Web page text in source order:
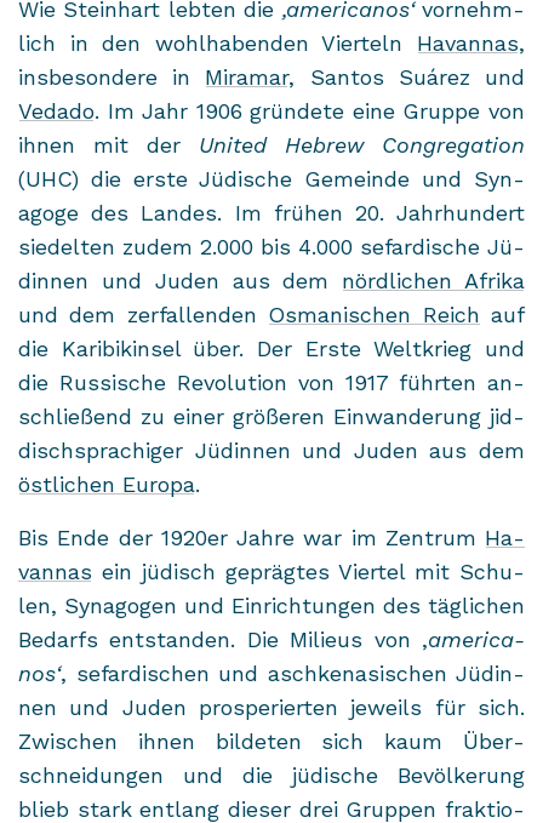
Wie Stein­hart leb­ten die ‚ame­ri­ca­nos‘vor­nehm­
lich in den wohl­ha­ben­den Vier­teln Ha­van­nas,
ins­be­son­de­re in Mi­ra­mar, San­tos Suárez und
Ve­da­do. Im Jahr 1906 grün­de­te eine Grup­pe von
ihnen mit der United He­brew Con­gre­ga­ti­on
(UHC) die erste Jü­di­sche Ge­mein­de und Syn­
ago­ge des Lan­des. Im frü­hen 20. Jahr­hun­dert
sie­del­ten zudem 2.000 bis 4.000 se­far­di­sche Jü­
din­nen und Juden aus dem nörd­li­chen Afri­ka
und dem zer­fal­len­den Os­ma­ni­schen Reich auf
die Ka­ri­bik­in­sel über. Der Erste Welt­krieg und
die Rus­si­sche Re­vo­lu­ti­on von 1917 führ­ten an­
schlie­ßend zu einer grö­ße­ren Ein­wan­de­rung jid­
disch­spra­chi­ger Jü­din­nen und Juden aus dem
öst­li­chen Eu­ro­pa.
Bis Ende der 1920er Jahre war im Zen­trum Ha­
van­nas ein jü­disch ge­präg­tes Vier­tel mit Schu­
len, Syn­ago­gen und Ein­rich­tun­gen des täg­li­chen
Be­darfs ent­stan­den. Die Mi­lieus von ,ame­ri­ca­
nos‘, se­far­di­schen und asch­ke­na­si­schen Jü­din­
nen und Juden pro­spe­rier­ten je­weils für sich.
Zwi­schen ihnen bil­de­ten sich kaum Über­
schnei­dun­gen und die jü­di­sche Be­völ­ke­rung
blieb stark ent­lang die­ser drei Grup­pen frak­tio­